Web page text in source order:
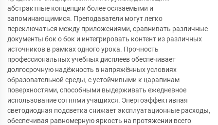
абстрактные концепции более осязаемыми и
запоминающимися. Преподаватели могут легко
переключаться между приложениями, сравнивать различные
документы бок о бок и интегрировать контент из различных
источников в рамках одного урока. Прочность
профессиональных учебных дисплеев обеспечивает
долгосрочную надёжность в напряжённых условиях
образовательной среды, с устойчивыми к царапинам
поверхностями, способными выдерживать ежедневное
использование сотнями учащихся. Энергоэффективная
светодиодная подсветка снижает эксплуатационные расходы,
обеспечивая равномерную яркость на протяжении всего